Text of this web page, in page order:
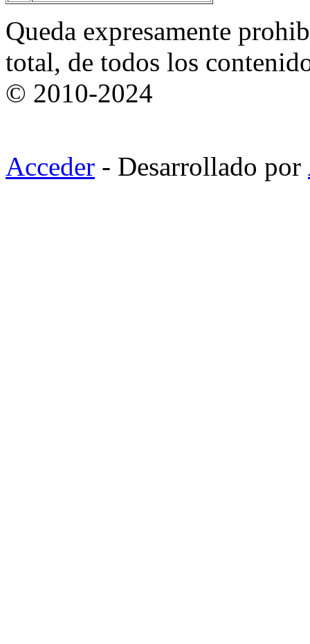
Queda expresamente
total, de todos los
© 2010-2024
Acceder - Desarrollado por